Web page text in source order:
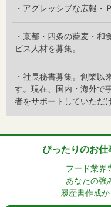
・アグレッシブな広報・
・京都・四条の蕎麦・和
ビス人材を募集。
・社長秘書募集。創業以
す。現在、国内・海外で
者をサポートしていただ
ぴったりのお仕
フード業界
あなたの強
履歴書作成